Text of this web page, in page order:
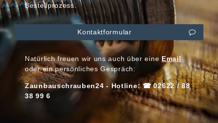
Bestellprozess.
Kontaktformular
Natürlich freuen wir uns auch über eineEmail
oder ein persönliches Gespräch:
Zaunbauschrauben24 - Hotline: ☎ 02622 / 88
38 99 6